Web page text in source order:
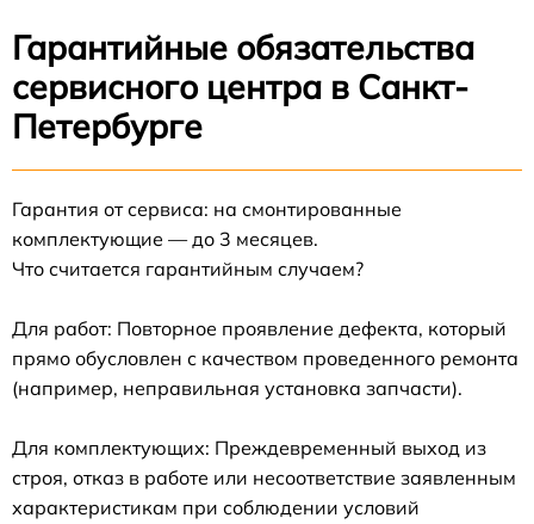
Гарантийные обязательства
сервисного центра в Санкт-
Петербурге
Гарантия от сервиса: на смонтированные
комплектующие — до 3 месяцев.
Что считается гарантийным случаем?
Для работ: Повторное проявление дефекта, который
прямо обусловлен с качеством проведенного ремонта
(например, неправильная установка запчасти).
Для комплектующих: Преждевременный выход из
строя, отказ в работе или несоответствие заявленным
характеристикам при соблюдении условий